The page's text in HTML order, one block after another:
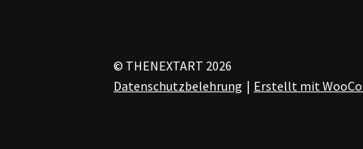
© THENEXTART 2026
Datenschutzbelehrung
Erstellt mit